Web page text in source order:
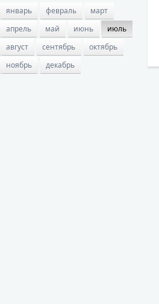
январь февраль
март
апрель
май июнь
июль
август
сентябрь
октябрь
ноябрь
декабрь